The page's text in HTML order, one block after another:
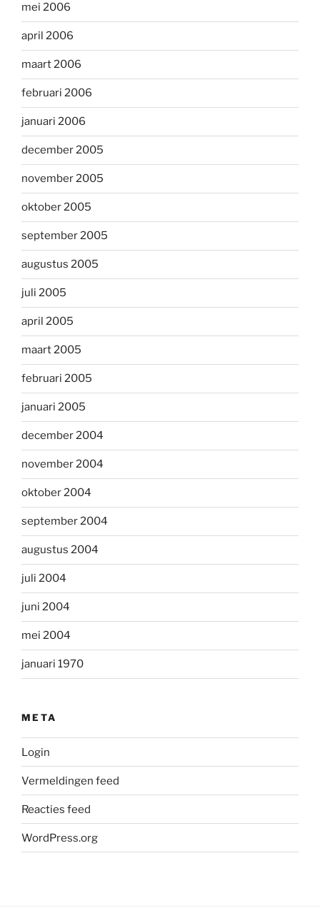
mei 2006
april 2006
maart 2006
februari 2006
januari 2006
december 2005
november 2005
oktober 2005
september 2005
augustus 2005
juli 2005
april 2005
maart 2005
februari 2005
januari 2005
december 2004
november 2004
oktober 2004
september 2004
augustus 2004
juli 2004
juni 2004
mei 2004
januari 1970
META
Login
Vermeldingen feed
Reacties feed
WordPress.org